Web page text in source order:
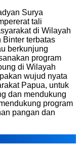
Surya
tali
di Wilayah
Binter terbatas
berkunjung
program
di Wilayah
wujud nyata
Papua, untuk
dan mendukung
program
pangan dan